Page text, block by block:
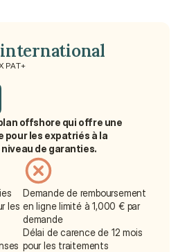
international
offshore qui offre une
les expatriés à la
de garanties.
les
Demande de remboursement
en ligne limité à 1,000 € par
demande
Délai de carence de 12 mois
pour les traitements